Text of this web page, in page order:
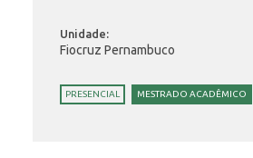
Unidade:
Fiocruz Pernambuco
PRESENCIAL MESTRADO ACADÊMICO